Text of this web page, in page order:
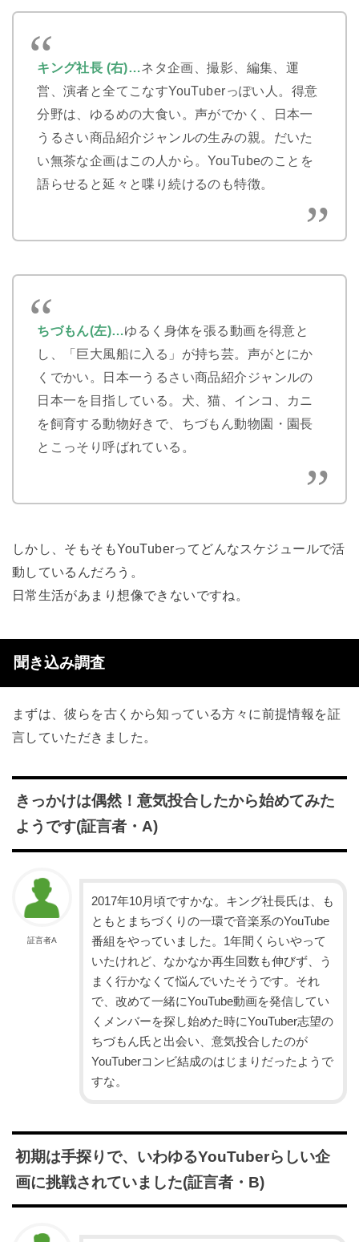
キング社長 (右)…ネタ企画、撮影、編集、運
営、演者と全てこなすYouTuberっぽい人。得意
分野は、ゆるめの大食い。声がでかく、日本一
うるさい商品紹介ジャンルの生みの親。だいた
い無茶な企画はこの人から。YouTubeのことを
語らせると延々と喋り続けるのも特徴。
ちづもん(左)…ゆるく身体を張る動画を得意と
し、「巨大風船に入る」が持ち芸。声がとにか
くでかい。日本一うるさい商品紹介ジャンルの
日本一を目指している。犬、猫、インコ、カニ
を飼育する動物好きで、ちづもん動物園・園長
とこっそり呼ばれている。
しかし、そもそもYouTuberってどんなスケジュールで活
動しているんだろう。
日常生活があまり想像できないですね。
聞き込み調査
まずは、彼らを古くから知っている方々に前提情報を証
言していただきました。
きっかけは偶然！意気投合したから始めてみた
ようです(証言者・A)
証言者A
2017年10月頃ですかな。キング社長氏は、も
ともとまちづくりの一環で音楽系のYouTube
番組をやっていました。1年間くらいやって
いたけれど、なかなか再生回数も伸びず、う
まく行かなくて悩んでいたそうです。それ
で、改めて一緒にYouTube動画を発信してい
くメンバーを探し始めた時にYouTuber志望の
ちづもん氏と出会い、意気投合したのが
YouTuberコンビ結成のはじまりだったようで
すな。
初期は手探りで、いわゆるYouTuberらしい企
画に挑戦されていました(証言者・B)